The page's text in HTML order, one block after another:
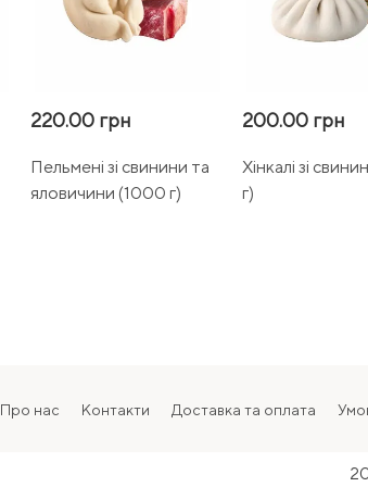
220.00 грн
Пельмені зі свинини та
яловичини (1000 г)
200.00 грн
Хінкалі зі
г)
Про нас Контакти Доставка та оплата